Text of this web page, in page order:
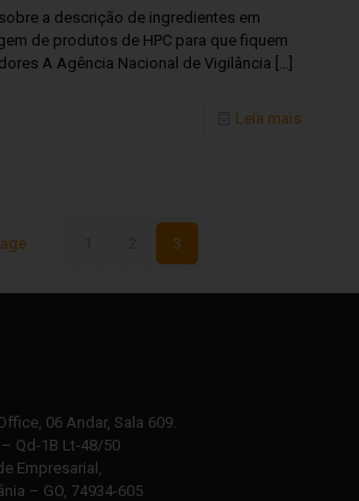
a descrição de ingredientes em
de produtos de HPC para que fiquem
A Agência Nacional de Vigilância […]
Leia mais
3
06 Andar, Sala 609.
Qd-1B Lt-48/50
Empresarial,
– GO, 74934-605